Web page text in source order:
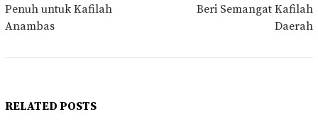
Penuh untuk Kafilah
Anambas
Beri Semangat Kafilah
Daerah
RELATED POSTS